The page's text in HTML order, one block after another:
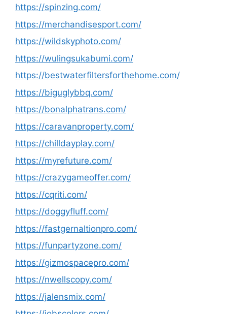
https://spinzing.com/
https://merchandisesport.com/
https://wildskyphoto.com/
https://wulingsukabumi.com/
https://bestwaterfiltersforthehome.com/
https://biguglybbq.com/
https://bonalphatrans.com/
https://caravanproperty.com/
https://chilldayplay.com/
https://myrefuture.com/
https://crazygameoffer.com/
https://cqriti.com/
https://doggyfluff.com/
https://fastgernaltionpro.com/
https://funpartyzone.com/
https://gizmospacepro.com/
https://nwellscopy.com/
https://jalensmix.com/